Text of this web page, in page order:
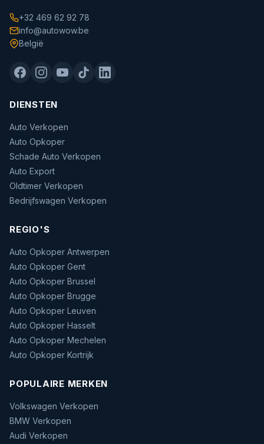
+32 469 62 92 78
info@autowow.be
België
DIENSTEN
Auto Verkopen
Auto Opkoper
Schade Auto Verkopen
Auto Export
Oldtimer Verkopen
Bedrijfswagen Verkopen
REGIO'S
Auto Opkoper Antwerpen
Auto Opkoper Gent
Auto Opkoper Brussel
Auto Opkoper Brugge
Auto Opkoper Leuven
Auto Opkoper Hasselt
Auto Opkoper Mechelen
Auto Opkoper Kortrijk
POPULAIRE MERKEN
Volkswagen Verkopen
BMW Verkopen
Audi Verkopen